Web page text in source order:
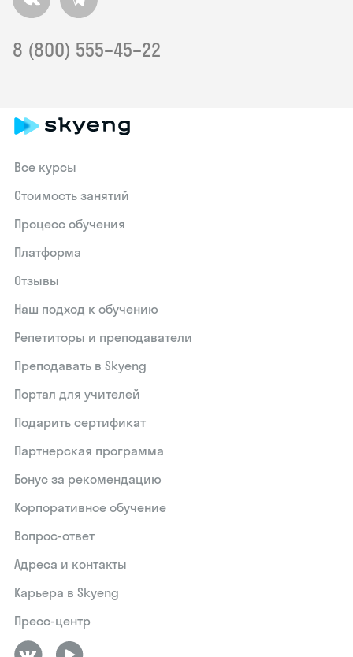
8 (800) 555–45–22
Все курсы
Стоимость занятий
Процесс обучения
Платформа
Отзывы
Наш подход к обучению
Репетиторы и преподаватели
Преподавать в Skyeng
Портал для учителей
Подарить сертификат
Партнерская программа
Бонус за рекомендацию
Корпоративное обучение
Вопрос-ответ
Адреса и контакты
Карьера в Skyeng
Пресс-центр